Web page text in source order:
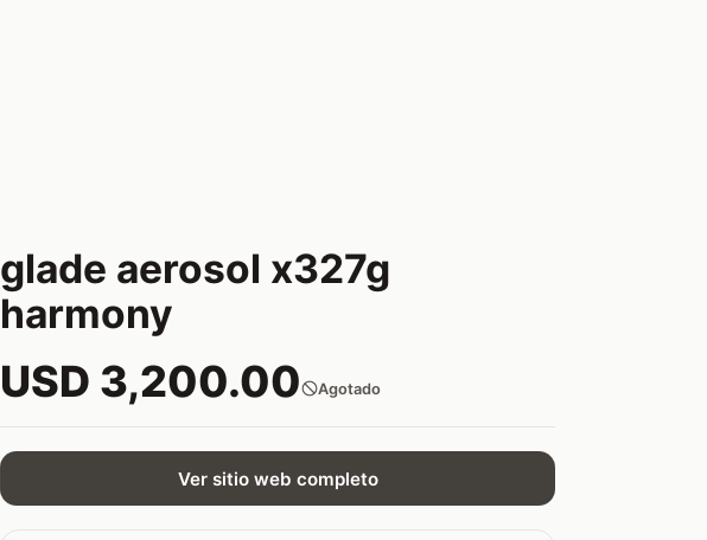
glade aerosol x327g
harmony
USD 3,200.00 Agotado
Ver sitio web completo